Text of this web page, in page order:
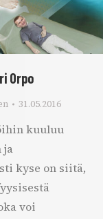
Orpo
31.05.2016
kuuluu
ja
kyse on siitä,
voi